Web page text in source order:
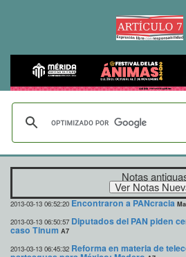
Notas
2013-03-13 06:52:20 Encontraron a PANcracia
2013-03-13 06:50:57 Diputados del PAN piden
caso Tinum A7
2013-03-13 06:45:32 Reforma en materia de